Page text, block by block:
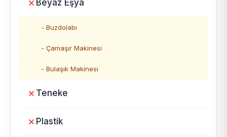
Beyaz Eşya
- Buzdolabı
- Çamaşır Makinesi
- Bulaşık Makinesi
Teneke
Plastik